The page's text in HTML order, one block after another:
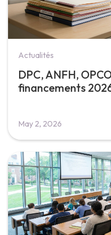
Actualités
DPC, ANFH,
financements
May 2, 2026